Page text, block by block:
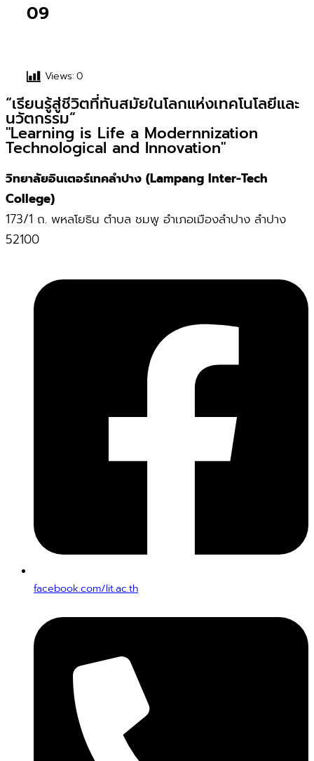
09
Views:0
“เรียนรู้สู่ชีวิตที่ทันสมัยในโลกแห่งเทคโนโลยีและ
นวัตกรรม”
"Learning is Life a Modernnization
Technological and Innovation"
วิทยาลัยอินเตอร์เทคลำปาง (Lampang Inter-Tech
College)
173/1 ถ. พหลโยธิน ตำบล ชมพู อำเภอเมืองลำปาง ลำปาง
52100
facebook.com/lit.ac.th